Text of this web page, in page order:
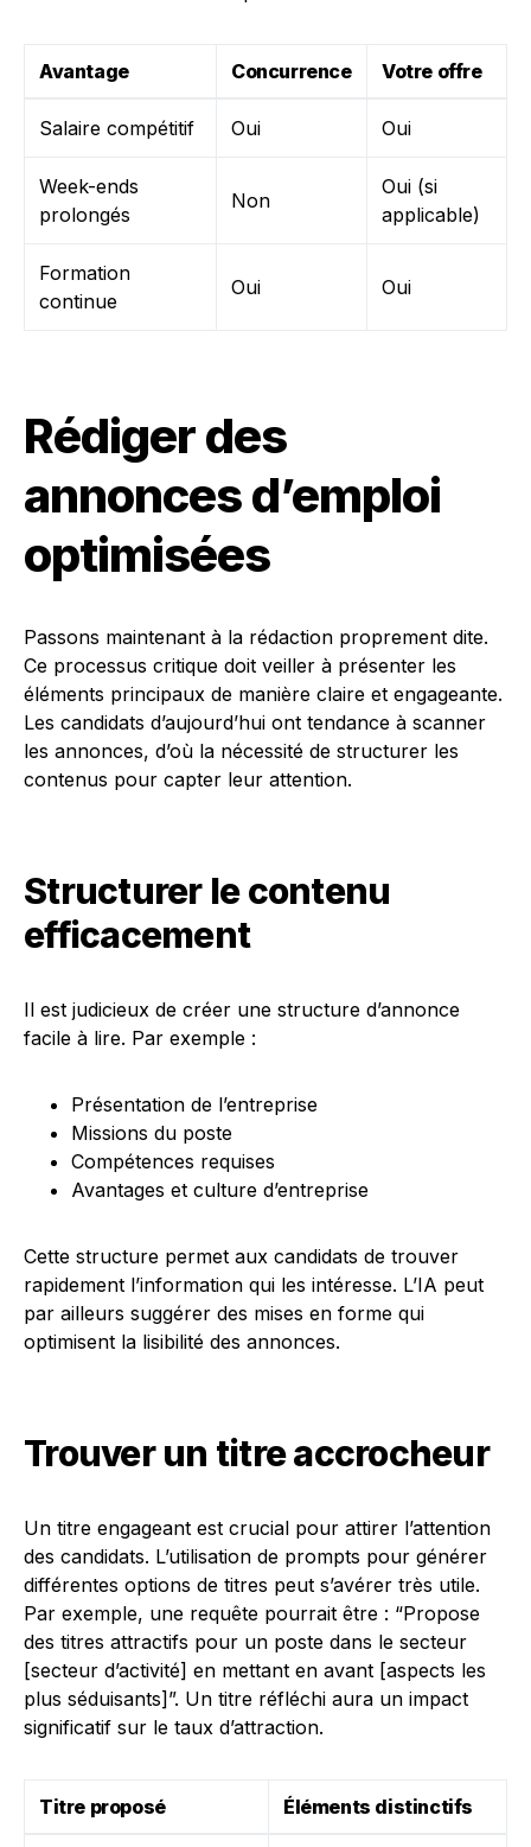
Avantage Concurrence Votre offre
Salaire compétitif Oui Oui
Week-ends
prolongés
Non
Oui (si
applicable)
Formation
continue
Oui Oui
Rédiger des
annonces d’emploi
optimisées
Passons maintenant à la rédaction proprement dite.
Ce processus critique doit veiller à présenter les
éléments principaux de manière claire et engageante.
Les candidats d’aujourd’hui ont tendance à scanner
les annonces, d’où la nécessité de structurer les
contenus pour capter leur attention.
Structurer le contenu
efficacement
Il est judicieux de créer une structure d’annonce
facile à lire. Par exemple :
Présentation de l’entreprise
Missions du poste
Compétences requises
Avantages et culture d’entreprise
Cette structure permet aux candidats de trouver
rapidement l’information qui les intéresse. L’IA peut
par ailleurs suggérer des mises en forme qui
optimisent la lisibilité des annonces.
Trouver un titre accrocheur
Un titre engageant est crucial pour attirer l’attention
des candidats. L’utilisation de prompts pour générer
différentes options de titres peut s’avérer très utile.
Par exemple, une requête pourrait être : “Propose
des titres attractifs pour un poste dans le secteur
[secteur d’activité] en mettant en avant [aspects les
plus séduisants]”. Un titre réfléchi aura un impact
significatif sur le taux d’attraction.
Titre proposé Éléments distinctifs